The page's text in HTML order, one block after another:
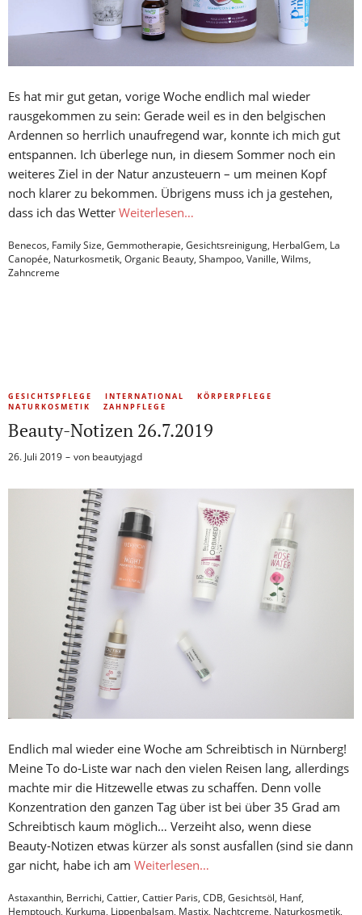
Es hat mir gut getan, vorige Woche endlich mal wieder
rausgekommen zu sein: Gerade weil es in den belgischen
Ardennen so herrlich unaufregend war, konnte ich mich gut
entspannen. Ich überlege nun, in diesem Sommer noch ein
weiteres Ziel in der Natur anzusteuern – um meinen Kopf
noch klarer zu bekommen. Übrigens muss ich ja gestehen,
dass ich das Wetter Weiterlesen…
Benecos, Family Size, Gemmotherapie, Gesichtsreinigung, HerbalGem, La
Canopée, Naturkosmetik, Organic Beauty, Shampoo, Vanille, Wilms,
Zahncreme
GESICHTSPFLEGE INTERNATIONAL
KÖRPERPFLEGE
NATURKOSMETIK
ZAHNPFLEGE
Beauty-Notizen 26.7.2019
26. Juli 2019 von beautyjagd
Endlich mal wieder eine Woche am Schreibtisch in Nürnberg!
Meine To do-Liste war nach den vielen Reisen lang, allerdings
machte mir die Hitzewelle etwas zu schaffen. Denn volle
Konzentration den ganzen Tag über ist bei über 35 Grad am
Schreibtisch kaum möglich… Verzeiht also, wenn diese
Beauty-Notizen etwas kürzer als sonst ausfallen (sind sie dann
gar nicht, habe ich am Weiterlesen…
Astaxanthin, Berrichi, Cattier, Cattier Paris, CDB, Gesichtsöl, Hanf,
Hemptouch, Kurkuma, Lippenbalsam, Mastix, Nachtcreme, Naturkosmetik,